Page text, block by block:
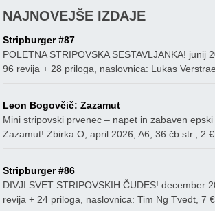
NAJNOVEJŠE IZDAJE
Stripburger #87
POLETNA STRIPOVSKA SESTAVLJANKA! junij
96 revija + 28 priloga, naslovnica: Lukas
Leon Bogovčič: Zazamut
Mini stripovski prvenec – napet in zabaven
Zazamut! Zbirka O, april 2026, A6, 36 čb str., 2 €.
Stripburger #86
DIVJI SVET STRIPOVSKIH ČUDES! december
revija + 24 priloga, naslovnica: Tim Ng Tvedt, 7